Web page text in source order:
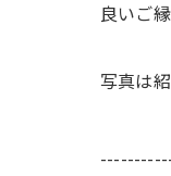
良いご
写真は